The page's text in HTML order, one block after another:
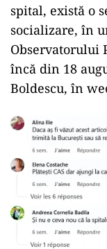
spital, există o
socializare, în
Observatorului
încă din 18
Boldescu, în